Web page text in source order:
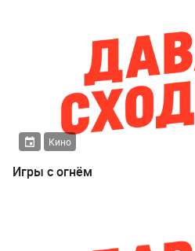
Кино
Игры с огнём